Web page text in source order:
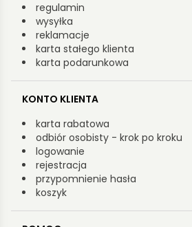
regulamin
wysyłka
reklamacje
karta stałego klienta
karta podarunkowa
KONTO KLIENTA
karta rabatowa
odbiór osobisty - krok po kroku
logowanie
rejestracja
przypomnienie hasła
koszyk